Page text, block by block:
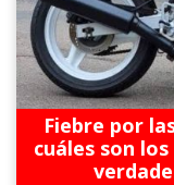
Fiebre por
cuáles son